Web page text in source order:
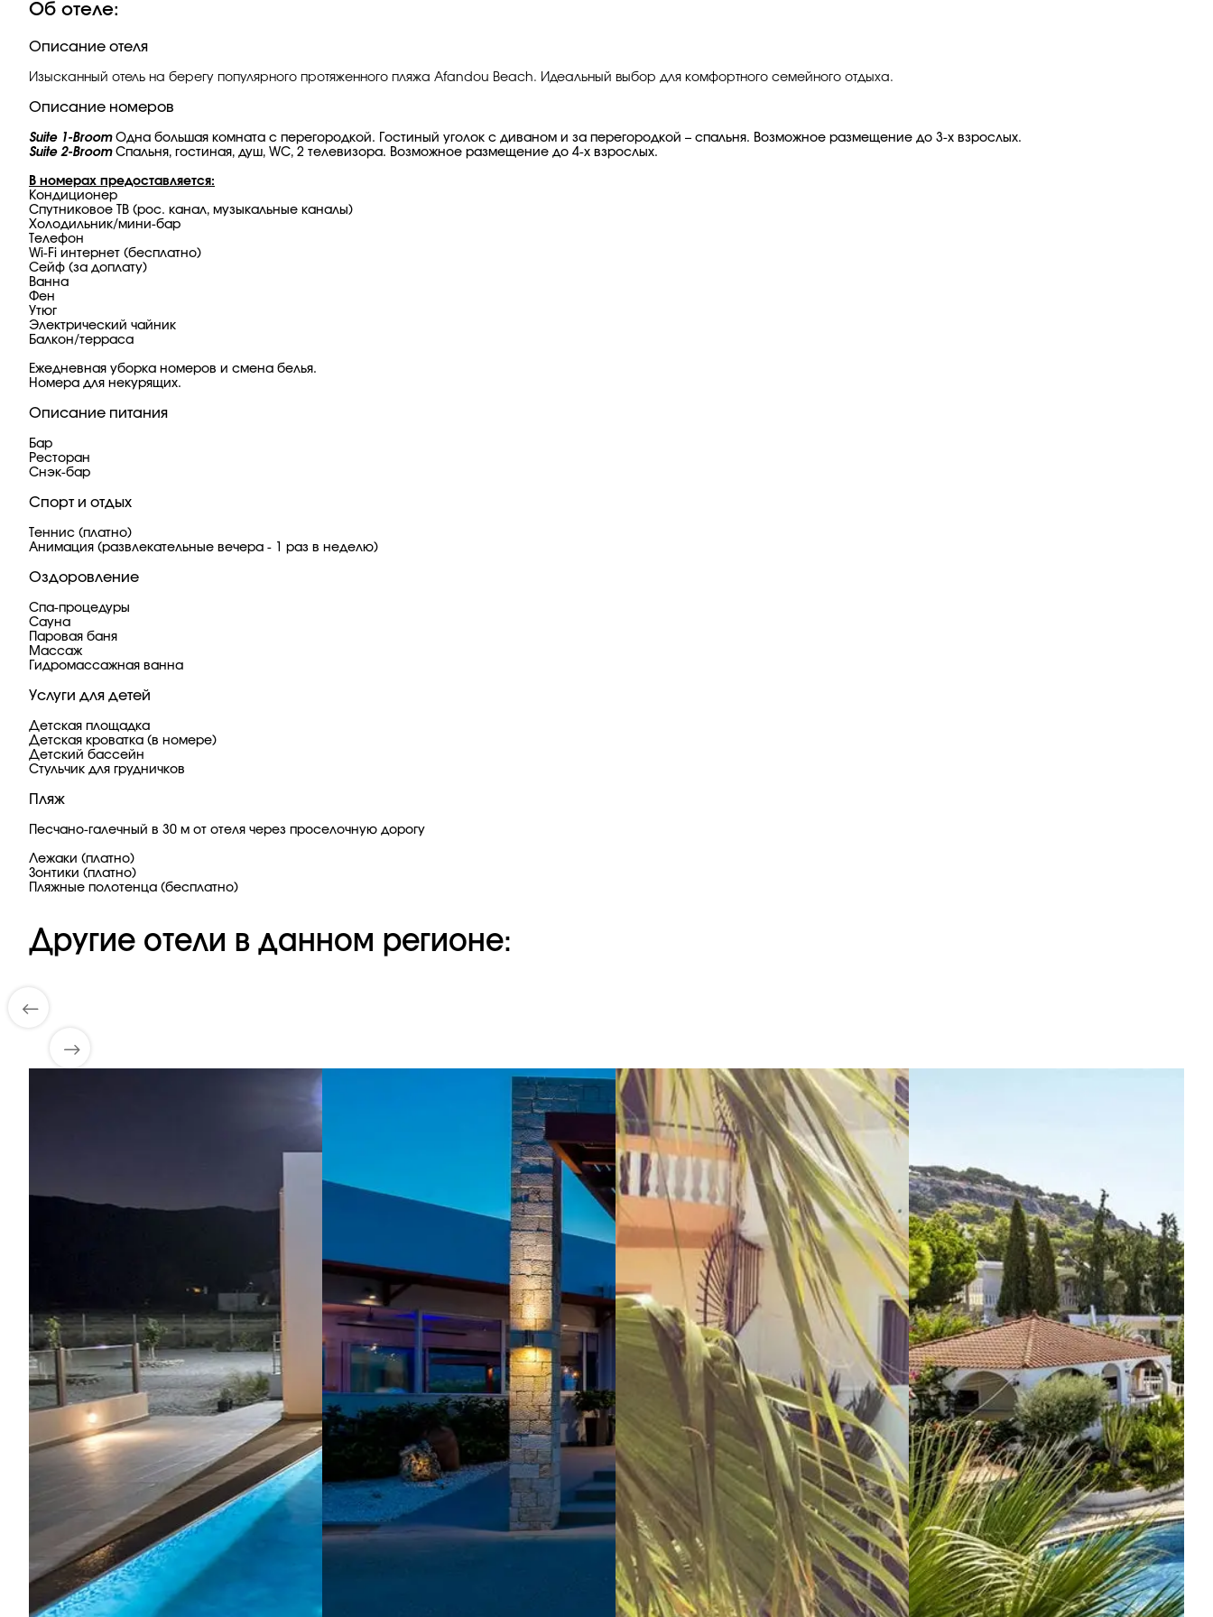
Об отеле:
Описание отеля
Изысканный отель на берегу популярного протяженного пляжа Afandou Beach. Идеальный выбор для комфортного семейного отдыха.
Описание номеров
Suite 1-BroomОдна большая комната с перегородкой. Гостиный уголок с диваном и за перегородкой – спальня. Возможное размещение до 3-х взрослых.
Suite 2-BroomСпальня, гостиная, душ, WC, 2 телевизора. Возможное размещение до 4-х взрослых.
В номерах предоставляется:
Кондиционер
Спутниковое ТВ (рос. канал, музыкальные каналы)
Холодильник/мини-бар
Телефон
Wi-Fi интернет (бесплатно)
Сейф (за доплату)
Ванна
Фен
Утюг
Электрический чайник
Балкон/терраса
Ежедневная уборка номеров и смена белья.
Номера для некурящих.
Описание питания
Бар
Ресторан
Снэк-бар
Спорт и отдых
Теннис (платно)
Анимация (развлекательные вечера - 1 раз в неделю)
Оздоровление
Спа-процедуры
Сауна
Паровая баня
Массаж
Гидромассажная ванна
Услуги для детей
Детская площадка
Детская кроватка (в номере)
Детский бассейн
Стульчик для грудничков
Пляж
Песчано-галечный в 30 м от отеля через проселочную дорогу
Лежаки (платно)
Зонтики (платно)
Пляжные полотенца (бесплатно)
Другие отели в данном регионе: